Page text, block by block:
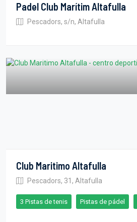
Padel Club Marítim Altafulla
Pescadors, s/n, Altafulla
Club Maritimo Altafulla
Pescadors, 31, Altafulla
3 Pistas de tenis Pistas de pádel